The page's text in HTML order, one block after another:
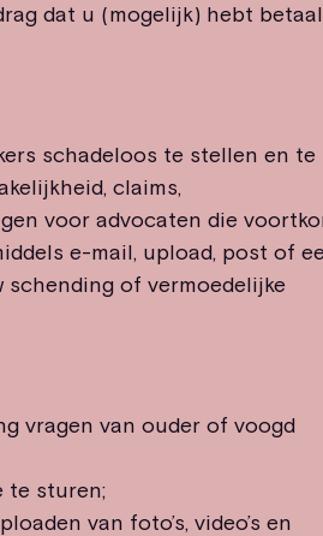
dat u (mogelijk) hebt
schadeloos te stellen en te
claims,
voor advocaten die
e-mail, upload, post of
of vermoedelijke
vragen van ouder of voogd
te sturen;
van foto’s, video’s en